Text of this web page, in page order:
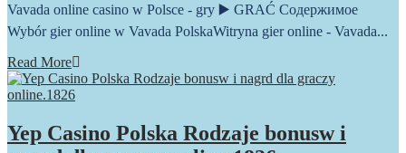
Vavada online casino w Polsce - gry ▶️ GRAĆ Содержимое
Wybór gier online w Vavada PolskaWitryna gier online - Vavada...
Read More
Yep Casino Polska Rodzaje bonusw i